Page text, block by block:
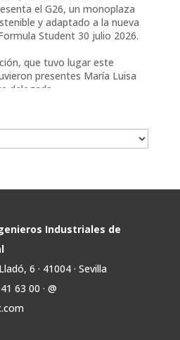
el G26, un monoplaza
y adaptado a la nueva
Student 30 julio 2026.
que tuvo lugar este
presentes María Luisa
delegada
Twitter
acelera la electrificación
que permitan la
industria y transporte
encuentran en la dirección
Industriales de
6 · 41004 · Sevilla
63 00 · @